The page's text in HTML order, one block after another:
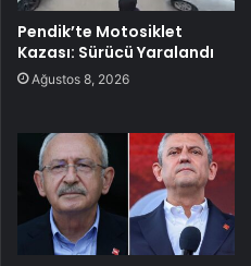
Pendik’te Motosiklet
Kazası: Sürücü Yaralandı
Ağustos 8, 2026